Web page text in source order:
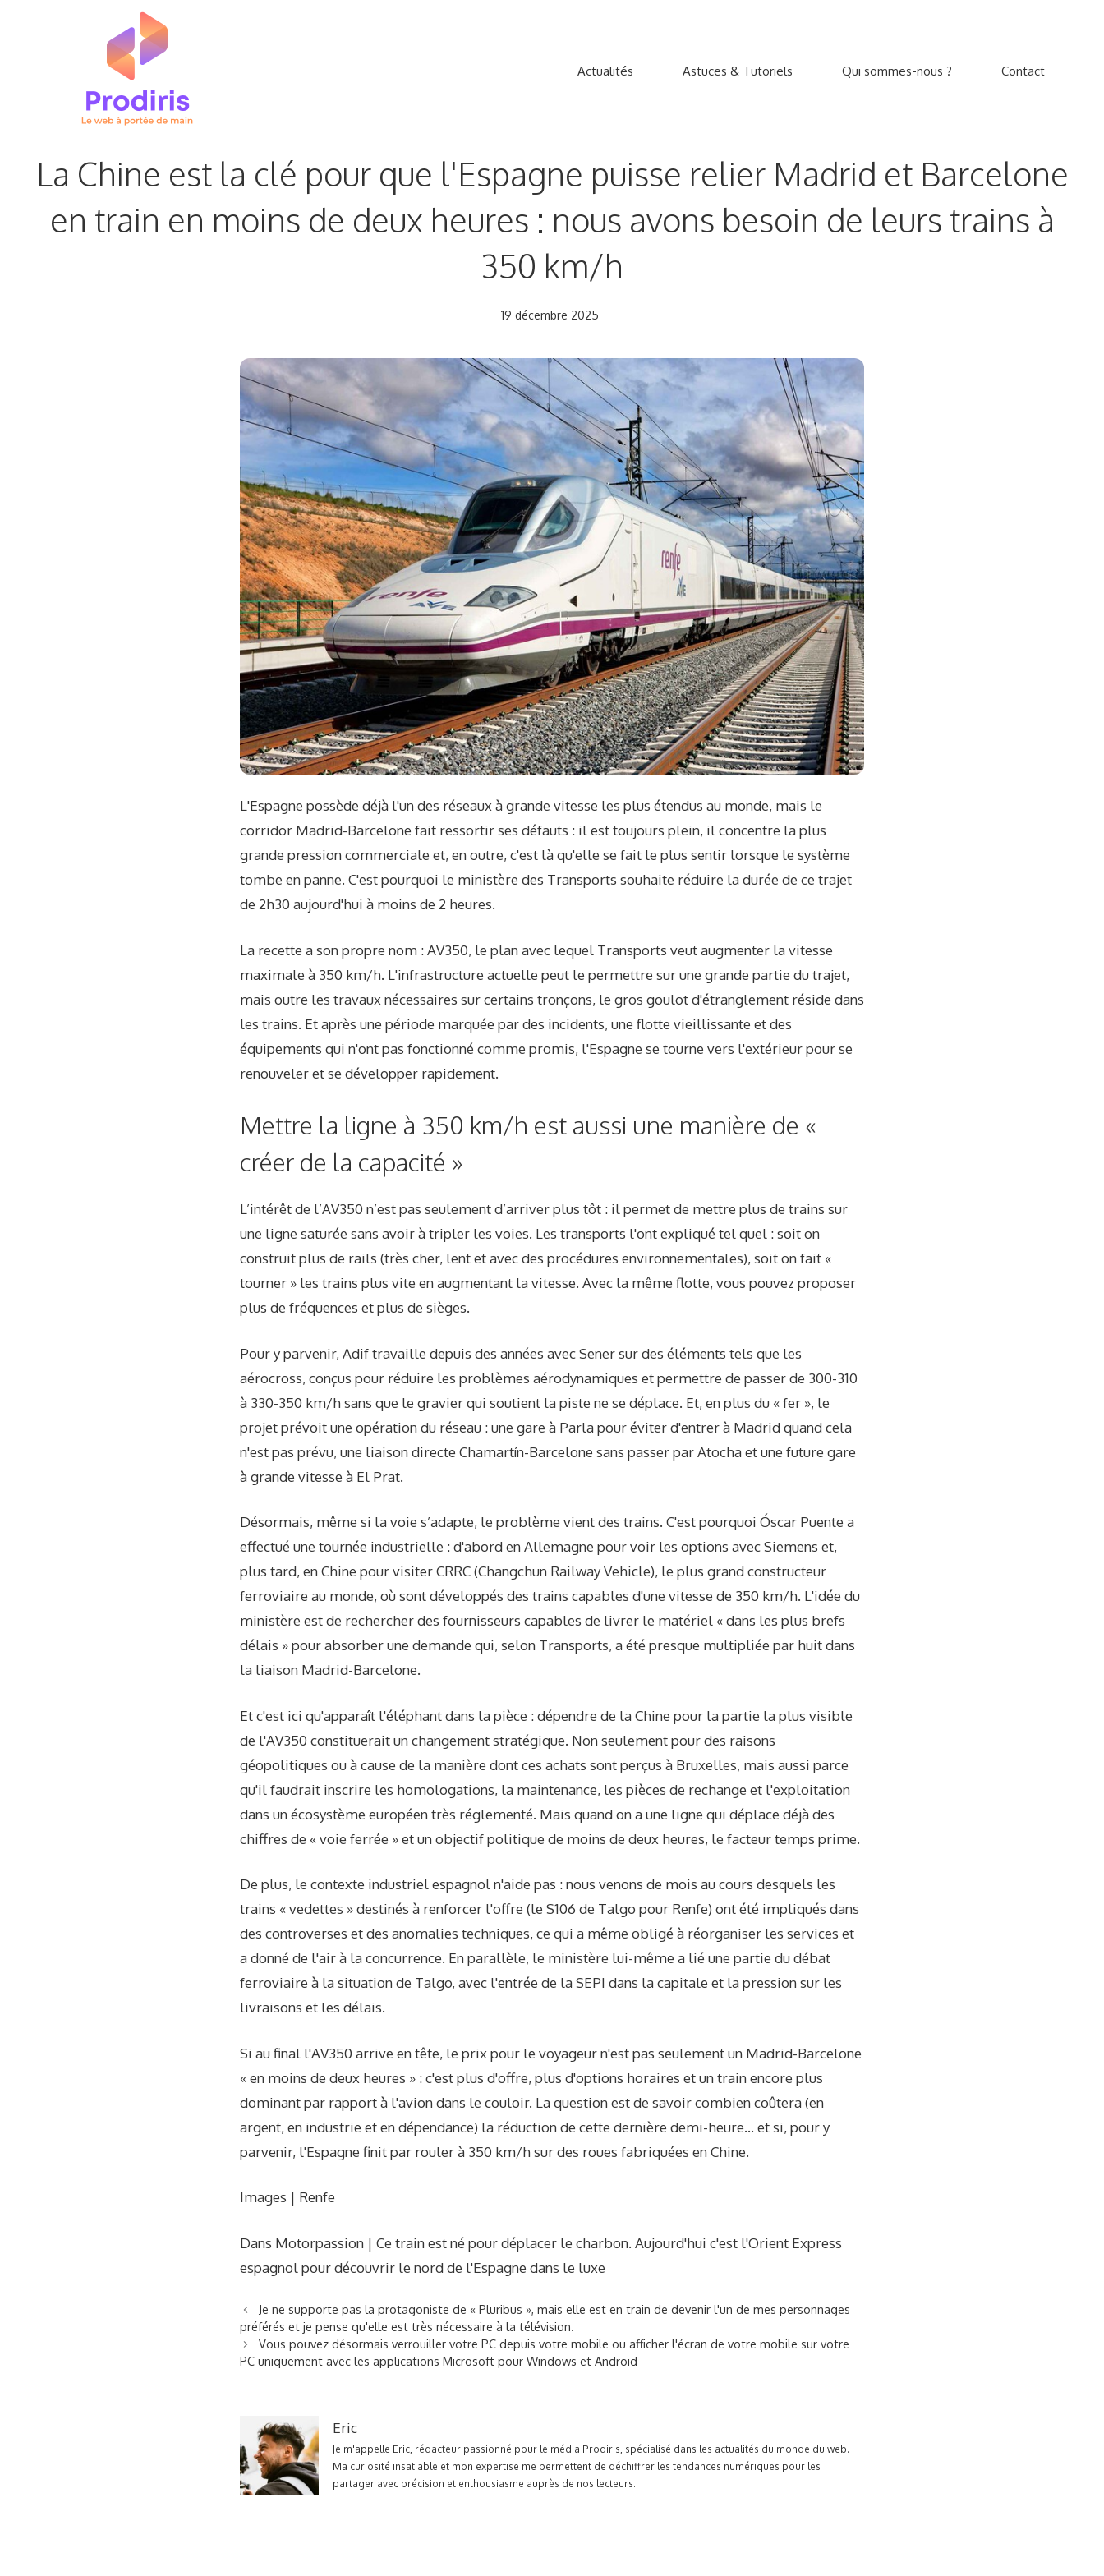
Actualités Astuces & Tutoriels Qui sommes-nous ? Contact
La Chine est la clé pour que l'Espagne puisse relier Madrid et Barcelone
en train en moins de deux heures : nous avons besoin de leurs trains à
350 km/h
19 décembre 2025
L'Espagne possède déjà l'un des réseaux à grande vitesse les plus étendus au monde, mais le
corridor Madrid-Barcelone fait ressortir ses défauts : il est toujours plein, il concentre la plus
grande pression commerciale et, en outre, c'est là qu'elle se fait le plus sentir lorsque le système
tombe en panne. C'est pourquoi le ministère des Transports souhaite réduire la durée de ce trajet
de 2h30 aujourd'hui à moins de 2 heures.
La recette a son propre nom : AV350, le plan avec lequel Transports veut augmenter la vitesse
maximale à 350 km/h. L'infrastructure actuelle peut le permettre sur une grande partie du trajet,
mais outre les travaux nécessaires sur certains tronçons, le gros goulot d'étranglement réside dans
les trains. Et après une période marquée par des incidents, une flotte vieillissante et des
équipements qui n'ont pas fonctionné comme promis, l'Espagne se tourne vers l'extérieur pour se
renouveler et se développer rapidement.
Mettre la ligne à 350 km/h est aussi une manière de «
créer de la capacité »
L’intérêt de l’AV350 n’est pas seulement d’arriver plus tôt : il permet de mettre plus de trains sur
une ligne saturée sans avoir à tripler les voies. Les transports l'ont expliqué tel quel : soit on
construit plus de rails (très cher, lent et avec des procédures environnementales), soit on fait «
tourner » les trains plus vite en augmentant la vitesse. Avec la même flotte, vous pouvez proposer
plus de fréquences et plus de sièges.
Pour y parvenir, Adif travaille depuis des années avec Sener sur des éléments tels que les
aérocross, conçus pour réduire les problèmes aérodynamiques et permettre de passer de 300-310
à 330-350 km/h sans que le gravier qui soutient la piste ne se déplace. Et, en plus du « fer », le
projet prévoit une opération du réseau : une gare à Parla pour éviter d'entrer à Madrid quand cela
n'est pas prévu, une liaison directe Chamartín-Barcelone sans passer par Atocha et une future gare
à grande vitesse à El Prat.
Désormais, même si la voie s’adapte, le problème vient des trains. C'est pourquoi Óscar Puente a
effectué une tournée industrielle : d'abord en Allemagne pour voir les options avec Siemens et,
plus tard, en Chine pour visiter CRRC (Changchun Railway Vehicle), le plus grand constructeur
ferroviaire au monde, où sont développés des trains capables d'une vitesse de 350 km/h. L'idée du
ministère est de rechercher des fournisseurs capables de livrer le matériel « dans les plus brefs
délais » pour absorber une demande qui, selon Transports, a été presque multipliée par huit dans
la liaison Madrid-Barcelone.
Et c'est ici qu'apparaît l'éléphant dans la pièce : dépendre de la Chine pour la partie la plus visible
de l'AV350 constituerait un changement stratégique. Non seulement pour des raisons
géopolitiques ou à cause de la manière dont ces achats sont perçus à Bruxelles, mais aussi parce
qu'il faudrait inscrire les homologations, la maintenance, les pièces de rechange et l'exploitation
dans un écosystème européen très réglementé. Mais quand on a une ligne qui déplace déjà des
chiffres de « voie ferrée » et un objectif politique de moins de deux heures, le facteur temps prime.
De plus, le contexte industriel espagnol n'aide pas : nous venons de mois au cours desquels les
trains « vedettes » destinés à renforcer l'offre (le S106 de Talgo pour Renfe) ont été impliqués dans
des controverses et des anomalies techniques, ce qui a même obligé à réorganiser les services et
a donné de l'air à la concurrence. En parallèle, le ministère lui-même a lié une partie du débat
ferroviaire à la situation de Talgo, avec l'entrée de la SEPI dans la capitale et la pression sur les
livraisons et les délais.
Si au final l'AV350 arrive en tête, le prix pour le voyageur n'est pas seulement un Madrid-Barcelone
« en moins de deux heures » : c'est plus d'offre, plus d'options horaires et un train encore plus
dominant par rapport à l'avion dans le couloir. La question est de savoir combien coûtera (en
argent, en industrie et en dépendance) la réduction de cette dernière demi-heure… et si, pour y
parvenir, l'Espagne finit par rouler à 350 km/h sur des roues fabriquées en Chine.
Images | Renfe
Dans Motorpassion | Ce train est né pour déplacer le charbon. Aujourd'hui c'est l'Orient Express
espagnol pour découvrir le nord de l'Espagne dans le luxe
Je ne supporte pas la protagoniste de « Pluribus », mais elle est en train de devenir l'un de mes personnages
préférés et je pense qu'elle est très nécessaire à la télévision.
Vous pouvez désormais verrouiller votre PC depuis votre mobile ou afficher l'écran de votre mobile sur votre
PC uniquement avec les applications Microsoft pour Windows et Android
Eric
Je m'appelle Eric, rédacteur passionné pour le média Prodiris, spécialisé dans les actualités du monde du web.
Ma curiosité insatiable et mon expertise me permettent de déchiffrer les tendances numériques pour les
partager avec précision et enthousiasme auprès de nos lecteurs.